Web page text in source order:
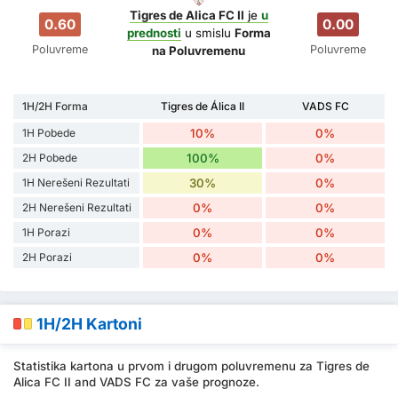
0.60
Poluvreme
Tigres de Alica FC II je u
prednosti u smislu Forma
na Poluvremenu
0.00
Poluvreme
1H/2H Forma Tigres de Álica II
VADS FC
1H Pobede
10% 0%
2H Pobede 100% 0%
1H Nerešeni Rezultati 30% 0%
2H Nerešeni Rezultati 0% 0%
1H Porazi 0% 0%
2H Porazi 0% 0%
1H/2H Kartoni
Statistika kartona u prvom i drugom poluvremenu za Tigres de
Alica FC II and VADS FC za vaše prognoze.